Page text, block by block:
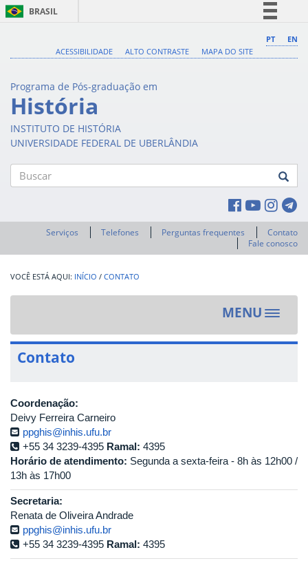
BRASIL
Comunica BR
PT
EN
ACESSIBILIDADE
ALTO CONTRASTE MAPA DO SITE
Programa de Pós-graduação em
História
INSTITUTO DE HISTÓRIA
UNIVERSIDADE FEDERAL DE UBERLÂNDIA
Serviços Telefones Perguntas frequentes
Contato
Fale conosco
INÍCIO / CONTATO
MENU
Toggle
Contato
Coordenação:
Deivy Ferreira Carneiro
ppghis@inhis.ufu.br
+55 34 3239-4395 Ramal: 4395
Horário de atendimento: Segunda a sexta-feira - 8h às 12h00 /
13h às 17h00
Secretaria:
Renata de Oliveira Andrade
ppghis@inhis.ufu.br
+55 34 3239-4395 Ramal: 4395